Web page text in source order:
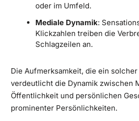
oder im Umfeld.
Mediale Dynamik:
Klickzahlen treiben die
Schlagzeilen an.
Die Aufmerksamkeit, die ein
verdeutlicht die Dynamik zwischen
Öffentlichkeit und persönlichen
prominenter Persönlichkeiten.